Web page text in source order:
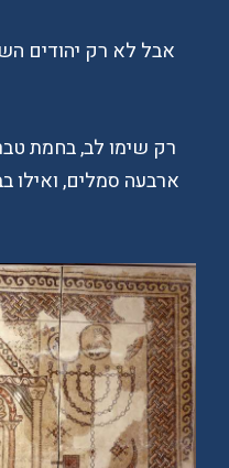
אבל לא רק יהודים
רק שימו לב, בחמת
ארבעה סמלים, ואילו